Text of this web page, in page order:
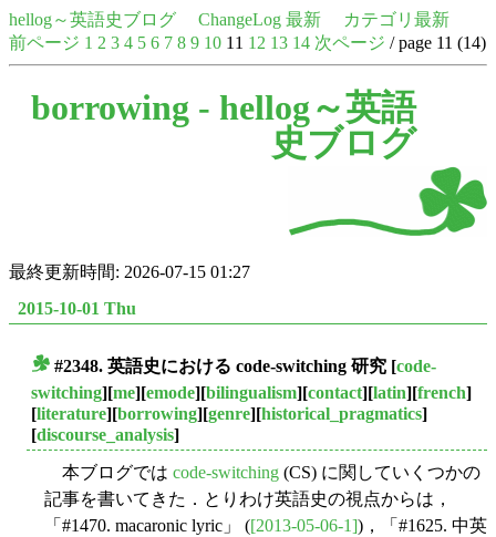
hellog～英語史ブログ ChangeLog 最新
カテゴリ最新
前ページ 1 2 3 4 5 6 7 8 9 10 11 12 13 14 次ページ / page 11 (14)
borrowing - hellog～英語
史ブログ
最終更新時間: 2026-07-15 01:27
2015-10-01 Thu
#2348. 英語史における code-switching 研究 [code-
switching][me][emode][bilingualism][contact][latin][french]
[literature][borrowing][genre][historical_pragmatics]
[discourse_analysis]
本ブログでは code-switching (CS) に関していくつかの
記事を書いてきた．とりわけ英語史の視点からは，
「#1470. macaronic lyric」 ([2013-05-06-1])，「#1625. 中英